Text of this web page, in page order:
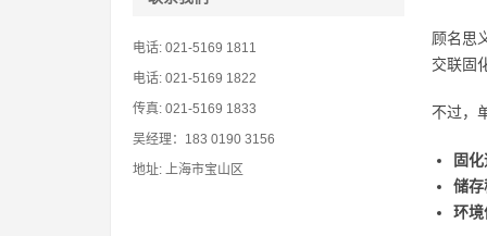
顾名思
交联固
不过，
固
储存
环境
电话: 021-5169 1811
电话: 021-5169 1822
传真: 021-5169 1833
吴经理：183 0190 3156
地址: 上海市宝山区